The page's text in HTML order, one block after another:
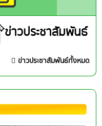
ข่าวประชาสัมพันธ์
ข่าวประชาสัมพันธ์ทั้งหมด